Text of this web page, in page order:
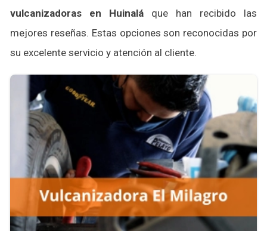
vulcanizadoras en Huinalá que han recibido las
mejores reseñas. Estas opciones son reconocidas por
su excelente servicio y atención al cliente.